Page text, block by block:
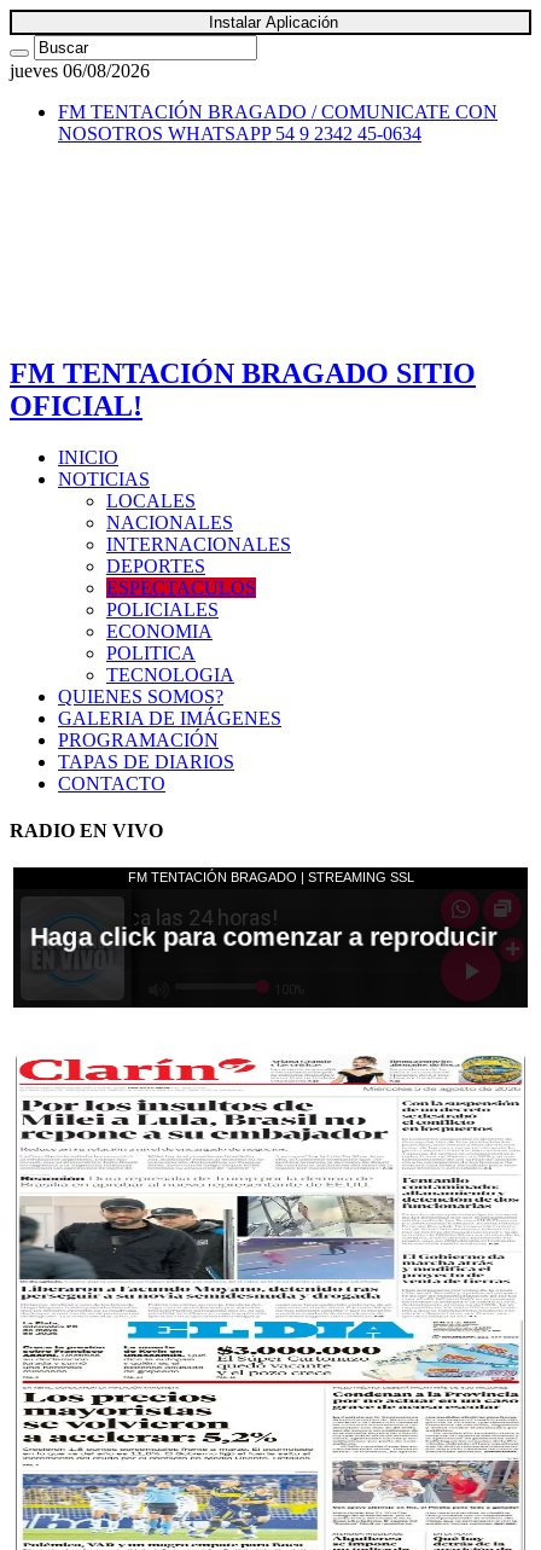
Instalar Aplicación
jueves 06/08/2026
FM TENTACIÓN BRAGADO / COMUNICATE CON
NOSOTROS WHATSAPP 54 9 2342 45-0634
FM TENTACIÓN BRAGADO SITIO
OFICIAL!
INICIO
NOTICIAS
LOCALES
NACIONALES
INTERNACIONALES
DEPORTES
ESPECTACULOS
POLICIALES
ECONOMIA
POLITICA
TECNOLOGIA
QUIENES SOMOS?
GALERIA DE IMÁGENES
PROGRAMACIÓN
TAPAS DE DIARIOS
CONTACTO
RADIO EN VIVO